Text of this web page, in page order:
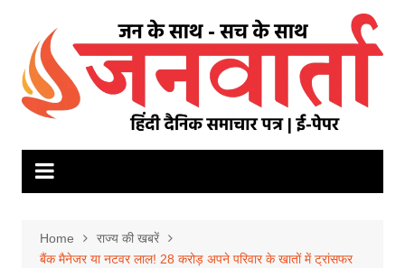
content
Home
राज्य की खबरें
बैंक मैनेजर या नटवर लाल! 28 करोड़ अपने परिवार के खातों में ट्रांसफर